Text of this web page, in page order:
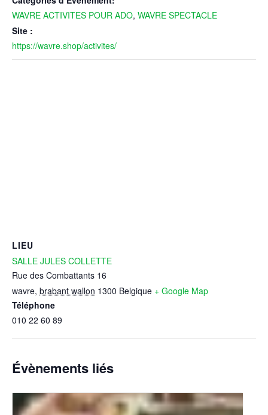
WAVRE ACTIVITES POUR ADO, WAVRE SPECTACLE
Site :
https://wavre.shop/activites/
LIEU
SALLE JULES COLLETTE
Rue des Combattants 16
wavre, brabant wallon 1300 Belgique + Google Map
Téléphone
010 22 60 89
Évènements liés